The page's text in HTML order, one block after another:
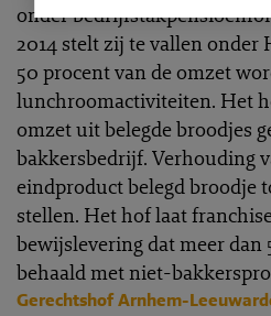
onder
2014 stelt zij te vallen onder
50 procent van de omzet
lunchroomactiviteiten. Het
omzet uit belegde broodjes
bakkersbedrijf. Verhouding
eindproduct belegd broodje
stellen. Het hof laat
bewijslevering dat meer dan
behaald met niet-
Gerechtshof Arnhem-